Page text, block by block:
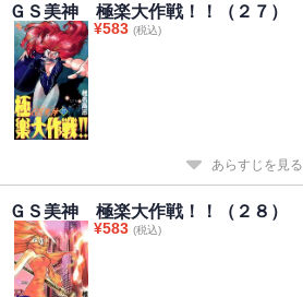
ＧＳ美神 極楽大作戦！！（２７）
¥583 (税込)
あらすじを見る
ＧＳ美神 極楽大作戦！！（２８）
¥583 (税込)